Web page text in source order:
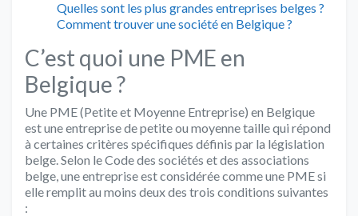
Quelles sont les plus grandes entreprises belges ?
Comment trouver une société en Belgique ?
C’est quoi une PME en
Belgique ?
Une PME (Petite et Moyenne Entreprise) en Belgique
est une entreprise de petite ou moyenne taille qui répond
à certaines critères spécifiques définis par la législation
belge. Selon le Code des sociétés et des associations
belge, une entreprise est considérée comme une PME si
elle remplit au moins deux des trois conditions suivantes
: